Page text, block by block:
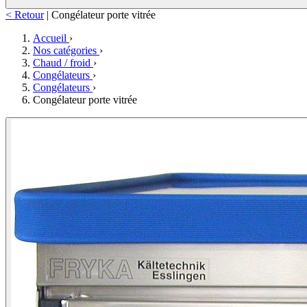
< Retour | Congélateur porte vitrée
Accueil ›
Nos catégories ›
Chaud / froid ›
Congélateurs ›
Congélateurs ›
Congélateur porte vitrée